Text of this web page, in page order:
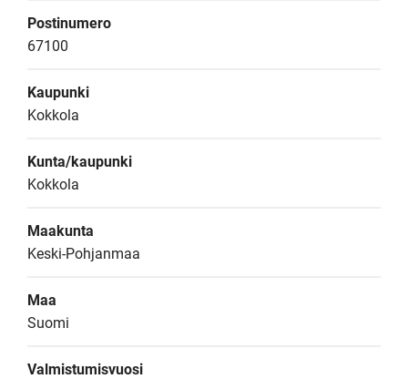
Postinumero
67100
Kaupunki
Kokkola
Kunta/kaupunki
Kokkola
Maakunta
Keski-Pohjanmaa
Maa
Suomi
Valmistumisvuosi